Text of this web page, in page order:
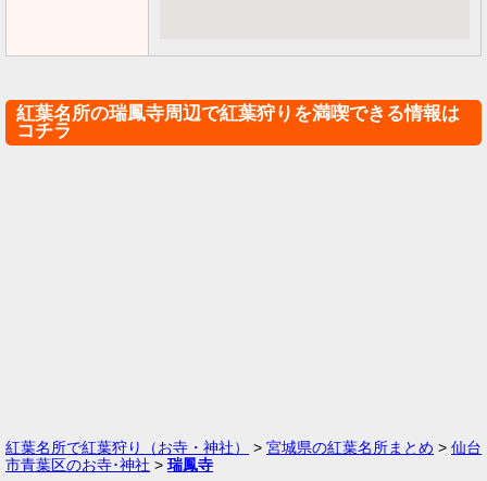
紅葉名所の瑞鳳寺周辺で紅葉狩りを満喫できる情報は
コチラ
紅葉名所で紅葉狩り（お寺・神社） > 宮城県の紅葉名所まとめ > 仙台
市青葉区のお寺･神社 > 瑞鳳寺